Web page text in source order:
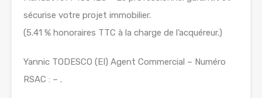
sécurise votre projet immobilier.
(5.41 % honoraires TTC à la charge de l’acquéreur.)
Yannic TODESCO (EI) Agent Commercial – Numéro
RSAC : – .